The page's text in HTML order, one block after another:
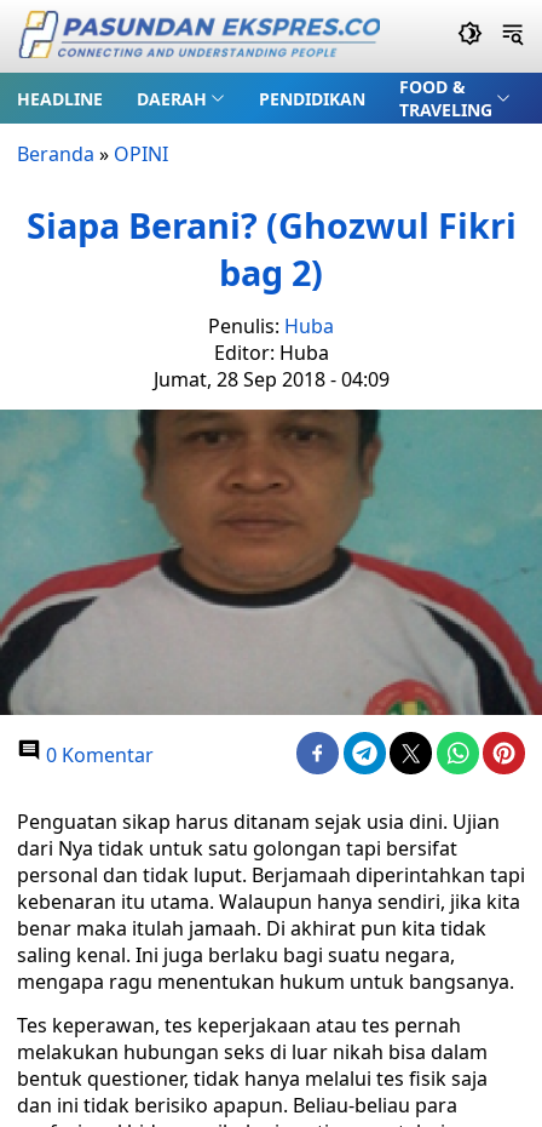
HEADLINE DAERAH PENDIDIKAN
FOOD &
TRAVELING
Beranda » OPINI
Siapa Berani? (Ghozwul Fikri
bag 2)
Penulis: Huba
Editor: Huba
Jumat, 28 Sep 2018 - 04:09
0 Komentar
Penguatan sikap harus ditanam sejak usia dini. Ujian
dari Nya tidak untuk satu golongan tapi bersifat
personal dan tidak luput. Berjamaah diperintahkan tapi
kebenaran itu utama. Walaupun hanya sendiri, jika kita
benar maka itulah jamaah. Di akhirat pun kita tidak
saling kenal. Ini juga berlaku bagi suatu negara,
mengapa ragu menentukan hukum untuk bangsanya.
Tes keperawan, tes keperjakaan atau tes pernah
melakukan hubungan seks di luar nikah bisa dalam
bentuk questioner, tidak hanya melalui tes fisik saja
dan ini tidak berisiko apapun. Beliau-beliau para